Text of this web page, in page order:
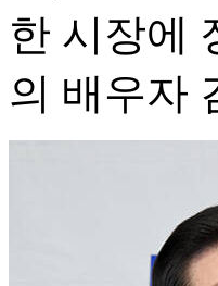
한 시장에
의 배우자